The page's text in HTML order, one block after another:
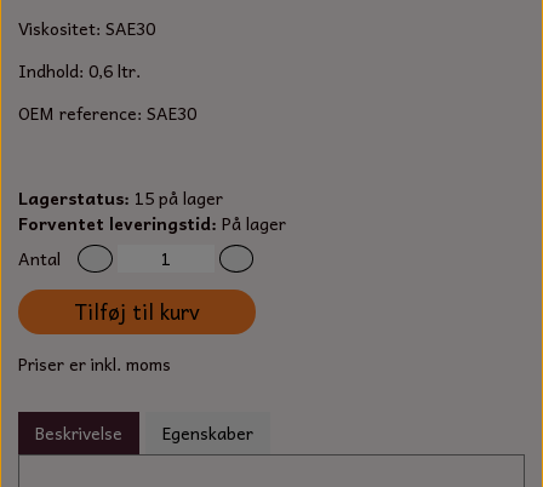
OLIE TIL SMÅMOTORER & HAVEMASKINER
SPÆNDEBÅND
BENSINSLANGE OG FILTRE
STARTSNOR OG TILBEHØR
UNIVERSAL KABLER OG TILBEHØR
STIKSAV KLINGER
KNIVE OG TILBEHØR
MEJSLER
VÆRKTØJSSÆT
Viskositet: SAE30
Indhold: 0,6 ltr.
OEM reference: SAE30
Lagerstatus: 15 på lager
Forventet leveringstid: På lager
Antal
Tilføj til kurv
Priser er inkl. moms
Beskrivelse Egenskaber